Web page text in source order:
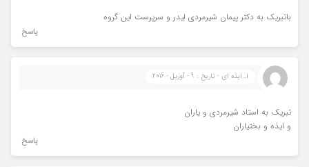
باتبریک به دکتر پیمان شیرمردی لیدر و سرپرست این گروه
پاسخ
ا..ایذه ای - تاریخ : 9 - آوریل - 2016
تبریک به استاد شیرمردی و یاران
و ایذه و بختیاران
پاسخ